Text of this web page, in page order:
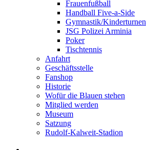
Frauenfußball
Handball Five-a-Side
Gymnastik/Kinderturnen
JSG Polizei Arminia
Poker
Tischtennis
Anfahrt
Geschäftsstelle
Fanshop
Historie
Wofür die Blauen stehen
Mitglied werden
Museum
Satzung
Rudolf-Kalweit-Stadion